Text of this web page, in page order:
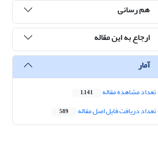
هم رسانی
ارجاع به این مقاله
آمار
تعداد مشاهده مقاله 1,141
تعداد دریافت فایل اصل مقاله 589